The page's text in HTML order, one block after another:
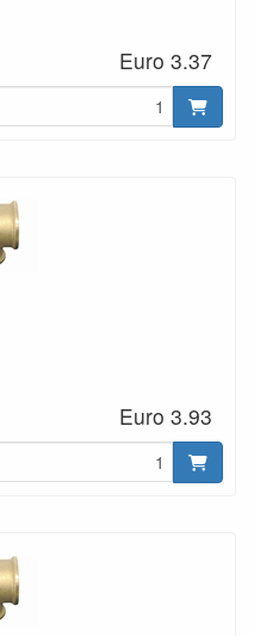
Euro 3.37
Euro 3.93